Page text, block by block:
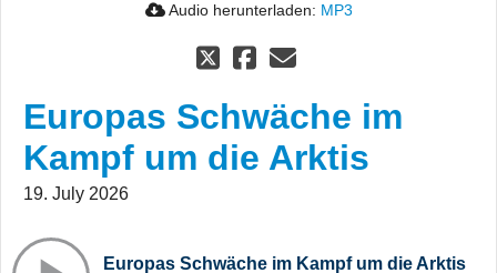
Audio herunterladen: MP3
Europas Schwäche im
Kampf um die Arktis
19. July 2026
Europas Schwäche im Kampf um die Arktis